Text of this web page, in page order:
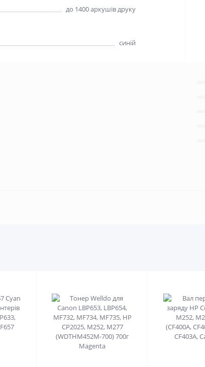
до 1400 аркушів друку
синій